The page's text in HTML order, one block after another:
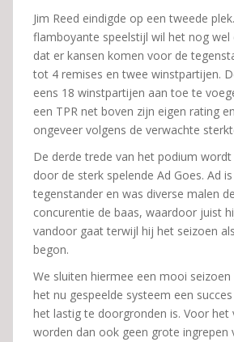
Jim Reed eindigde op een tweede
flamboyante speelstijl wil het nog wel
dat er kansen komen voor de
tot 4 remises en twee winstpartijen.
eens 18 winstpartijen aan toe te
een TPR net boven zijn eigen rating
ongeveer volgens de verwachte
De derde trede van het podium
door de sterk spelende Ad Goes. Ad
tegenstander en was diverse malen
concurentie de baas, waardoor juist
vandoor gaat terwijl hij het seizoen
begon.
We sluiten hiermee een mooi
het nu gespeelde systeem een
het lastig te doorgronden is. Voor het
worden dan ook geen grote ingrepen